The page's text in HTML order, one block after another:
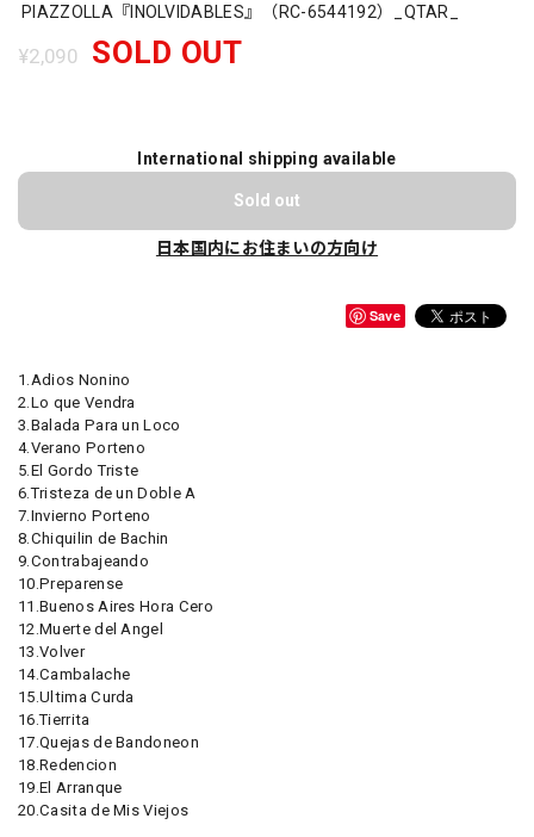
PIAZZOLLA『INOLVIDABLES』（RC-6544192）_QTAR_
¥2,090 SOLD OUT
International shipping available
Sold out
日本国内にお住まいの方向け
Save
1.Adios Nonino
2.Lo que Vendra
3.Balada Para un Loco
4.Verano Porteno
5.El Gordo Triste
6.Tristeza de un Doble A
7.Invierno Porteno
8.Chiquilin de Bachin
9.Contrabajeando
10.Preparense
11.Buenos Aires Hora Cero
12.Muerte del Angel
13.Volver
14.Cambalache
15.Ultima Curda
16.Tierrita
17.Quejas de Bandoneon
18.Redencion
19.El Arranque
20.Casita de Mis Viejos